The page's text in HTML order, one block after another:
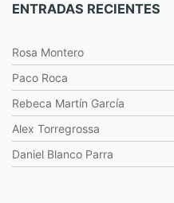
ENTRADAS RECIENTES
Rosa Montero
Paco Roca
Rebeca Martín García
Alex Torregrossa
Daniel Blanco Parra